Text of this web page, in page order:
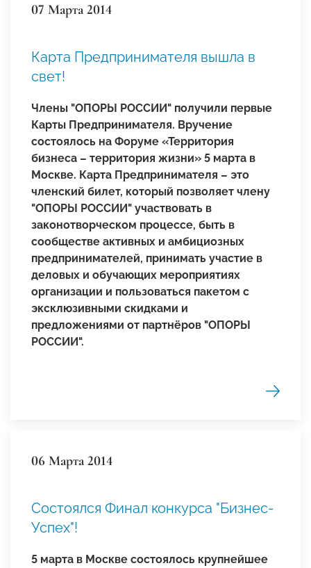
07 Марта 2014
Карта Предпринимателя вышла в
свет!
Члены "ОПОРЫ РОССИИ" получили первые
Карты Предпринимателя. Вручение
состоялось на Форуме «Территория
бизнеса – территория жизни» 5 марта в
Москве. Карта Предпринимателя – это
членский билет, который позволяет члену
"ОПОРЫ РОССИИ" участвовать в
законотворческом процессе, быть в
сообществе активных и амбициозных
предпринимателей, принимать участие в
деловых и обучающих мероприятиях
организации и пользоваться пакетом с
эксклюзивными скидками и
предложениями от партнёров "ОПОРЫ
РОССИИ".
06 Марта 2014
Состоялся Финал конкурса "Бизнес-
Успех"!
5 марта в Москве состоялось крупнейшее